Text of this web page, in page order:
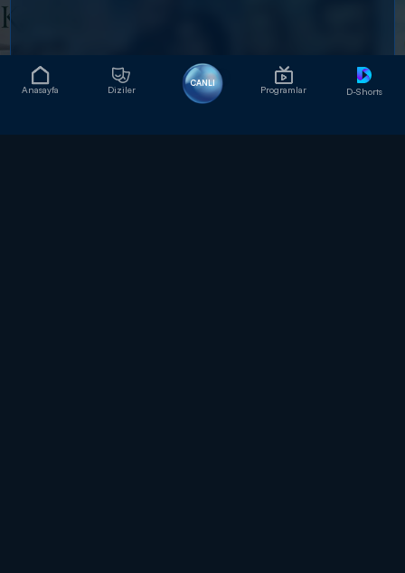
Anasayfa Diziler
CANLI
Programlar D-Shorts